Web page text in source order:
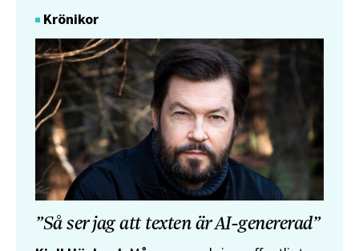
Krönikor
”Så ser jag att texten är AI-genererad”